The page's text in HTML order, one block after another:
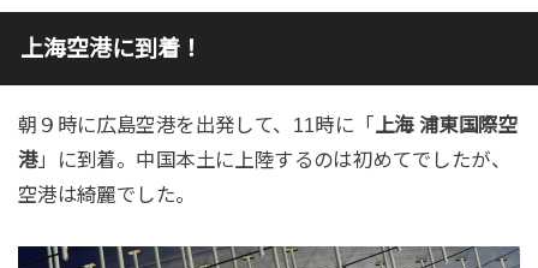
上海空港に到着！
朝９時に広島空港を出発して、11時に「 上海 浦東国際空
港」に到着。中国本土に上陸するのは初めてでしたが、
空港は綺麗でした。